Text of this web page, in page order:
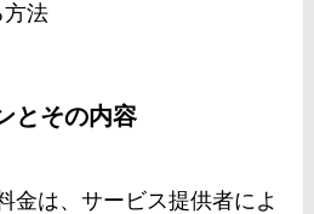
方法
とその内容
金は、サービス提供者によ